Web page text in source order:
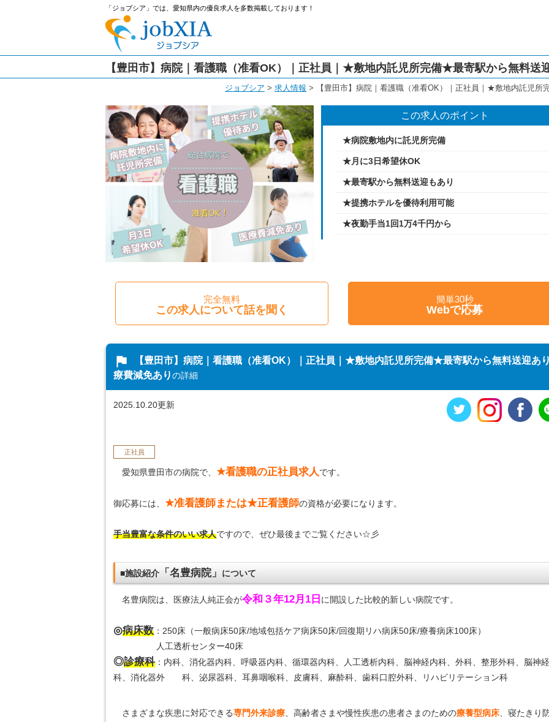
「ジョブシア」では、愛知県内の優良求人を多数掲載しております！
【豊田市】病院｜看護職（准看OK）｜正社員｜★敷地内託児所完備★最寄駅から無料送
ジョブシア > 求人情報 > 【豊田市】病院｜看護職（准看OK）｜正社員｜★敷地内託児
この求人のポイント
★病院敷地内に託児所完備
★月に3日希望休OK
★最寄駅から無料送迎もあり
★提携ホテルを優待利用可能
★夜勤手当1回1万4千円から
完全無料
この求人について話を聞く
簡単30秒
Webで応募
flag
【豊田市】病院｜看護職（准看OK）｜正社員｜★敷地内託児所完備★最寄駅から無料送迎あ
療費減免ありの詳細
2025.10.20更新
正社員
愛知県豊田市の病院で、 ★看護職の正社員求人です。
御応募には、 ★准看護師または★正看護師の資格が必要になります。
手当豊富な条件のいい求人ですので、ぜひ最後までご覧ください☆彡
■施設紹介 「名豊病院」 について
名豊病院は、医療法人純正会が令和３年12月1日 に開設した比較的新しい病院です。
◎病床数 ：250床（一般病床50床/地域包括ケア病床50床/回復期リハ病床50床/療養病床100床）
人工透析センター40床
◎診療科：内科、消化器内科、呼吸器内科、循環器内科、人工透析内科、脳神経内科、外科、整形外科、脳神
科、消化器外 科、泌尿器科、耳鼻咽喉科、皮膚科、麻酔科、歯科口腔外科、リハビリテーション科
さまざまな疾患に対応できる専門外来診療 、高齢者さまや慢性疾患の患者さまのための療養型病床 、寝たきり